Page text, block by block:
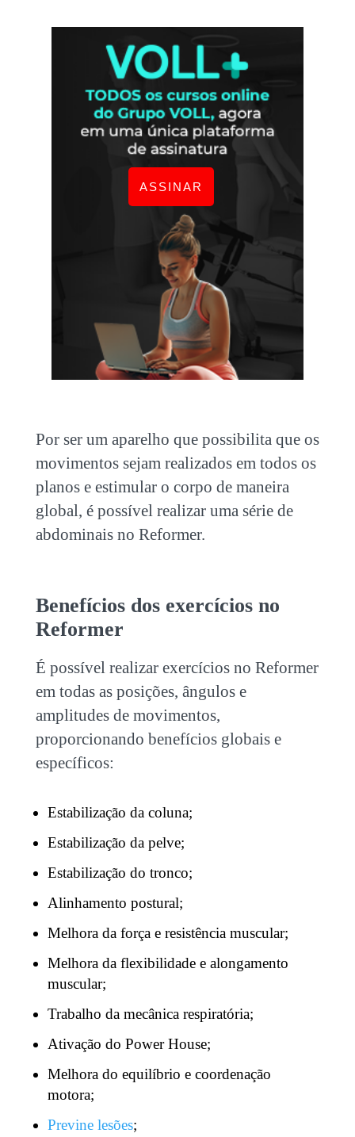
ASSINAR
Por ser um aparelho que possibilita que os
movimentos sejam realizados em todos os
planos e estimular o corpo de maneira
global, é possível realizar uma série de
abdominais no Reformer.
Benefícios dos exercícios no
Reformer
É possível realizar exercícios no Reformer
em todas as posições, ângulos e
amplitudes de movimentos,
proporcionando benefícios globais e
específicos:
Estabilização da coluna;
Estabilização da pelve;
Estabilização do tronco;
Alinhamento postural;
Melhora da força e resistência muscular;
Melhora da flexibilidade e alongamento
muscular;
Trabalho da mecânica respiratória;
Ativação do Power House;
Melhora do equilíbrio e coordenação
motora;
Previne lesões;